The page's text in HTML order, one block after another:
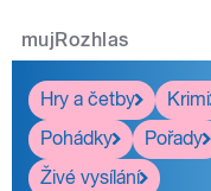
mujRozhlas
Hry a četby
Krimi
Pohádky
Pořady
Živé vysílání